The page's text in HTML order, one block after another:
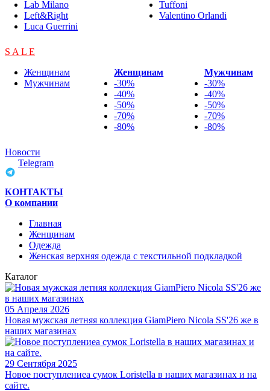
Lab Milano
Left&Right
Luca Guerrini
Tuffoni
Valentino Orlandi
S A L E
Женщинам
Мужчинам
Женщинам
-30%
-40%
-50%
-70%
-80%
Мужчинам
-30%
-40%
-50%
-70%
-80%
Новости
Telegram
КОНТАКТЫ
О компании
Главная
Женщинам
Одежда
Женская верхняя одежда с текстильной подкладкой
Каталог
05 Апреля 2026
Новая мужская летняя коллекция GiamPiero Nicola SS'26 же в
наших магазинах
29 Сентября 2025
Новое поступлениеа сумок Loristella в наших магазинах и на
сайте.